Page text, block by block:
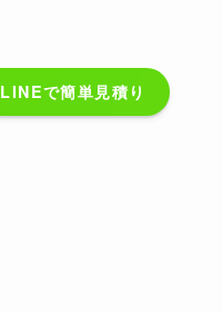
LINEで簡単見積り